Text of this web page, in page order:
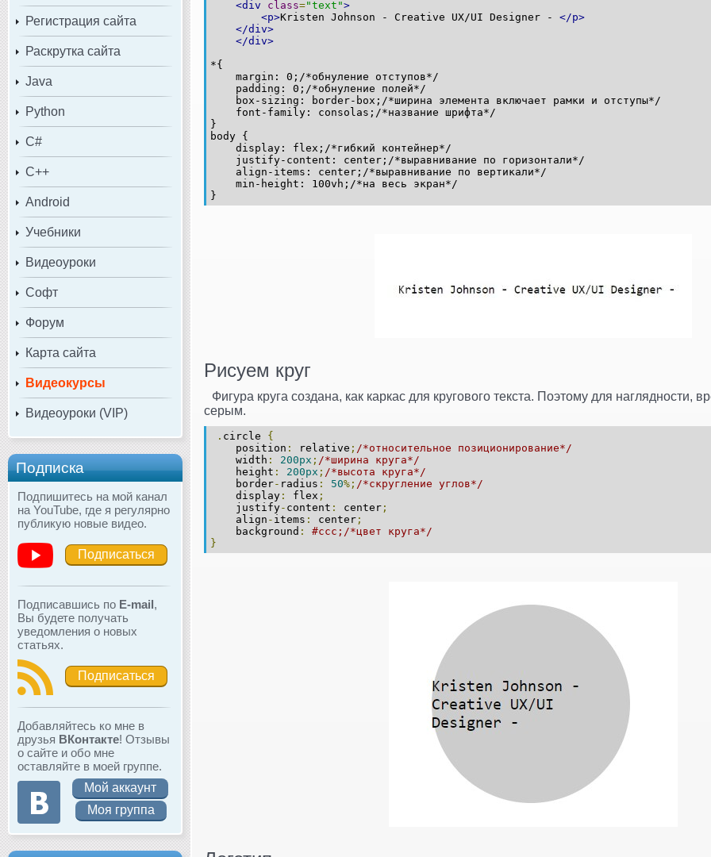
Регистрация сайта
Раскрутка сайта
Java
Python
C#
C++
Android
Учебники
Видеоуроки
Софт
Форум
Карта сайта
Видеокурсы
Видеоуроки (VIP)
Подписка
Подпишитесь на мой канал
на YouTube, где я регулярно
публикую новые видео.
Подписаться
Подписавшись по E-mail,
Вы будете получать
уведомления о новых
статьях.
Подписаться
Добавляйтесь ко мне в
друзья ВКонтакте! Отзывы
о сайте и обо мне
оставляйте в моей группе.
Мой аккаунт
Моя группа
<div
class="text">
<p>Kristen Johnson - Creative UX/UI Designer - </p>
</div>
</div>
*{
margin: 0;/*обнуление отступов*/
padding: 0;/*обнуление полей*/
box-sizing: border-box;/*ширина элемента включает рамки и отступы*/
font-family: consolas;/*название шрифта*/
}
body {
display: flex;/*гибкий контейнер*/
justify-content: center;/*выравнивание по горизонтали*/
align-items: center;/*выравнивание по вертикали*/
min-height: 100vh;/*на весь экран*/
}
Рисуем круг
Фигура круга создана, как каркас для кругового текста. Поэтому для наглядности,
серым.
. circle {
position : relative ; /*относительное позиционирование*/
width : 200px ; /*ширина круга*/
height : 200px ; /*высота круга*/
border- radius : 50%; /*скругление углов*/
display : flex ;
justify- content : center ;
align - items : center ;
background :
#ccc;/*цвет круга*/
}